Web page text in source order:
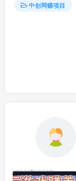
中创网赚项目